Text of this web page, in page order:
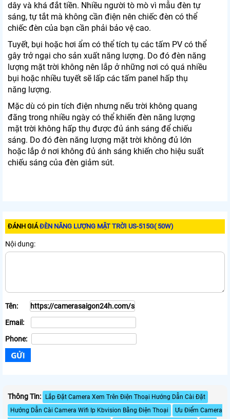
dây và khá đắt tiền. Nhiều người tò mò vì mẫu đèn tự
sáng, tự tắt mà không cần điện nên chiếc đèn có thể
chiếc đèn của bạn cần phải bảo vệ cao.
Tuyết, bụi hoặc hơi ẩm có thể tích tụ các tấm PV có thể
gây trở ngại cho sản xuất năng lượng. Do đó đèn năng
lượng mặt trời không nên lắp ở những nơi có quá nhiều
bụi hoặc nhiều tuyết sẽ lấp các tấm panel hấp thụ
năng lượng.
Mặc dù có pin tích điện nhưng nếu trời không quang
đãng trong nhiều ngày có thể khiến đèn năng lượng
mặt trời không hấp thụ được đủ ánh sáng để chiếu
sáng. Do đó đèn năng lượng mặt trời không đủ lớn
hoặc lắp ở nơi không đủ ánh sáng khiến cho hiệu suất
chiếu sáng của đèn giảm sút.
ĐÁNH GIÁĐÈN NĂNG LƯỢNG MẶT TRỜI US-515G( 50W)
Nội dung:
Tên:
Email:
Phone:
Thông Tin:
Lắp Đặt Camera Xem Trên Điện Thoại Hướng Dẫn Cài Đặt
Hướng Dẫn Cài Camera Wifi Ip Kbvision Bằng Điện Thoại
Ưu Điểm Camera